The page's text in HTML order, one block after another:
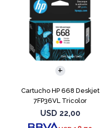
Cartucho HP 668 Deskjet
7FP36VL Tricolor
USD 22,00